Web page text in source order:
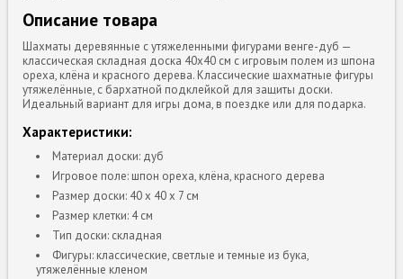
Описание товара
Шахматы деревянные с утяжеленными фигурами венге-дуб —
классическая складная доска 40x40 см с игровым полем из шпона
ореха, клёна и красного дерева. Классические шахматные фигуры
утяжелённые, с бархатной подклейкой для защиты доски.
Идеальный вариант для игры дома, в поездке или для подарка.
Характеристики:
Материал доски: дуб
Игровое поле: шпон ореха, клёна, красного дерева
Размер доски: 40 x 40 x 7 см
Размер клетки: 4 см
Тип доски: складная
Фигуры: классические, светлые и темные из бука,
утяжелённые кленом